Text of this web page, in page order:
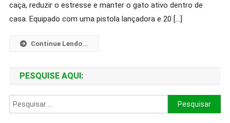
Em
caça, reduzir o estresse e manter o gato ativo dentro de
casa. Equipado com uma pistola lançadora e 20 […]
Continue Lendo...
PESQUISE AQUI:
Pesquisar
por: